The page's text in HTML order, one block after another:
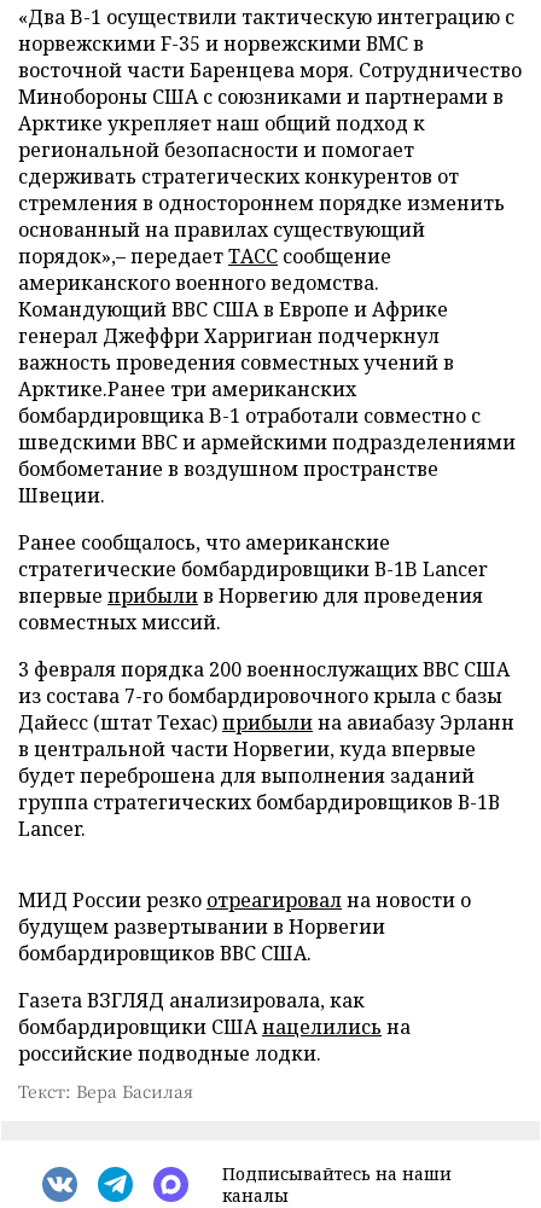
«Два B-1 осуществили тактическую интеграцию с
норвежскими F-35 и норвежскими ВМС в
восточной части Баренцева моря. Сотрудничество
Минобороны США с союзниками и партнерами в
Арктике укрепляет наш общий подход к
региональной безопасности и помогает
сдерживать стратегических конкурентов от
стремления в одностороннем порядке изменить
основанный на правилах существующий
порядок»,– передаетТАСС сообщение
американского военного ведомства.
Командующий ВВС США в Европе и Африке
генерал Джеффри Харригиан подчеркнул
важность проведения совместных учений в
Арктике.Ранее три американских
бомбардировщика B-1 отработали совместно с
шведскими ВВС и армейскими подразделениями
бомбометание в воздушном пространстве
Швеции.
Ранее сообщалось, что американские
стратегические бомбардировщики В-1B Lancer
впервые прибылив Норвегию для проведения
совместных миссий.
3 февраля порядка 200 военнослужащих ВВС США
из состава 7-го бомбардировочного крыла с базы
Дайесс (штат Техас)прибылина авиабазу Эрланн
в центральной части Норвегии, куда впервые
будет переброшена для выполнения заданий
группа стратегических бомбардировщиков В-1В
Lancer.
МИД России резко отреагировална новости о
будущем развертывании в Норвегии
бомбардировщиков ВВС США.
Газета ВЗГЛЯД анализировала, как
бомбардировщики СШАнацелились на
российские подводные лодки.
Текст: Вера Басилая
Подписывайтесь на наши
каналы